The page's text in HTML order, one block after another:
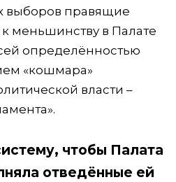
выборов правящие
меньшинству в Палате
определённостью
«кошмара»
власти –
чтобы Палата
отведённые ей